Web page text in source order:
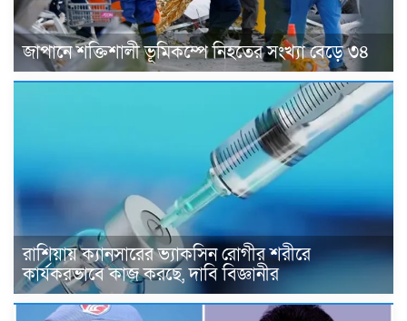
জাপানে শক্তিশালী ভূমিকম্পে নিহতের সংখ্যা বেড়ে ৩৪
রাশিয়ায় ক্যানসারের ভ্যাকসিন রোগীর শরীরে
কার্যকরভাবে কাজ করছে, দাবি বিজ্ঞানীর